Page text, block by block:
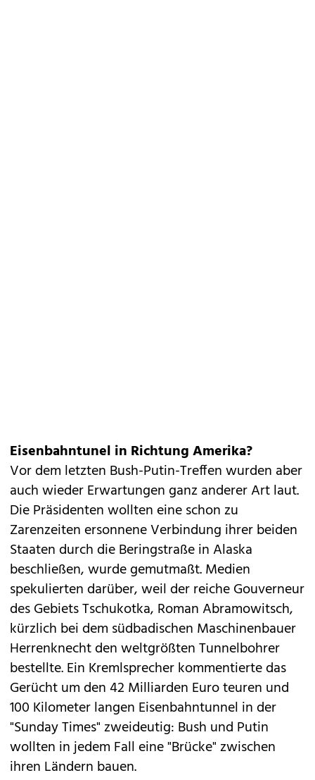
Eisenbahntunel in Richtung Amerika?
Vor dem letzten Bush-Putin-Treffen wurden aber
auch wieder Erwartungen ganz anderer Art laut.
Die Präsidenten wollten eine schon zu
Zarenzeiten ersonnene Verbindung ihrer beiden
Staaten durch die Beringstraße in Alaska
beschließen, wurde gemutmaßt. Medien
spekulierten darüber, weil der reiche Gouverneur
des Gebiets Tschukotka, Roman Abramowitsch,
kürzlich bei dem südbadischen Maschinenbauer
Herrenknecht den weltgrößten Tunnelbohrer
bestellte. Ein Kremlsprecher kommentierte das
Gerücht um den 42 Milliarden Euro teuren und
100 Kilometer langen Eisenbahntunnel in der
"Sunday Times" zweideutig: Bush und Putin
wollten in jedem Fall eine "Brücke" zwischen
ihren Ländern bauen.